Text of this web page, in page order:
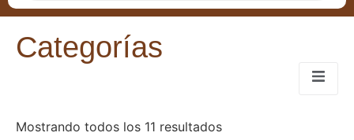
Categorías
Mostrando todos los 11 resultados